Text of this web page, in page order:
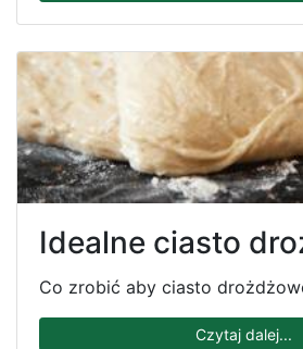
Idealne ciasto
Co zrobić aby ciasto
Czytaj dalej...